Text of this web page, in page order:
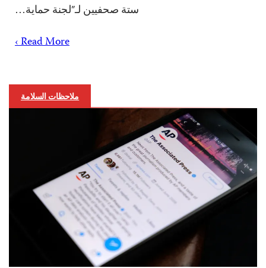
ستة صحفيين لـ”لجنة حماية…
Read More ›
ملاحظات السلامة